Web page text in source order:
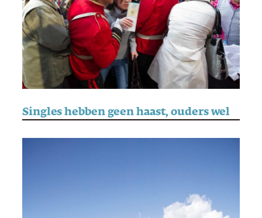
Singles hebben geen haast, ouders wel